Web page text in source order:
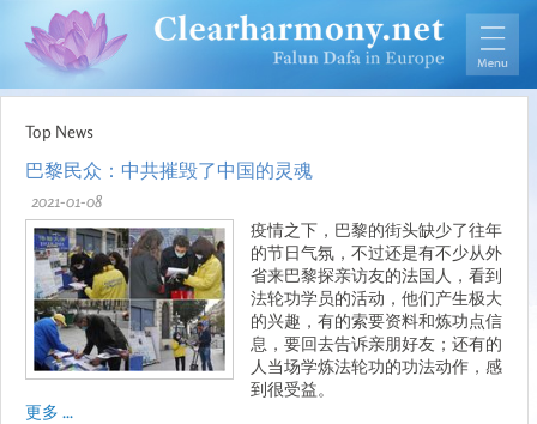
Top News
巴黎民众：中共摧毁了中国的灵魂
2021-01-08
疫情之下，巴黎的街头缺少了往年
的节日气氛，不过还是有不少从外
省来巴黎探亲访友的法国人，看到
法轮功学员的活动，他们产生极大
的兴趣，有的索要资料和炼功点信
息，要回去告诉亲朋好友；还有的
人当场学炼法轮功的功法动作，感
到很受益。
更多 ...